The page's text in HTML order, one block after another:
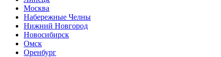
Москва
Набережные Челны
Нижний Новгород
Новосибирск
Омск
Оренбург